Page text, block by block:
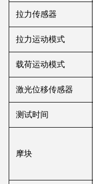
拉力传感器
拉力运动模式
载荷运动模式
激光位移传感器
测试时间
摩块